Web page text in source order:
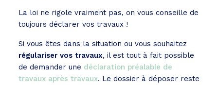
La loi ne rigole vraiment pas, on vous conseille de
toujours déclarer vos travaux !
Si vous êtes dans la situation ou vous souhaitez
régulariser vos travaux, il est tout à fait possible
de demander une déclaration préalable de
travaux après travaux. Le dossier à déposer reste